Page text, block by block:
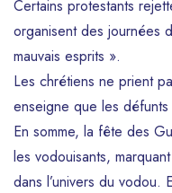
Certains protestants
organisent des journées
mauvais esprits ».
Les chrétiens ne prient
enseigne que les
En somme, la fête des
les vodouisants,
dans l’univers du vodou.